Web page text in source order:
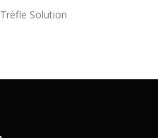
Trèfle Solution